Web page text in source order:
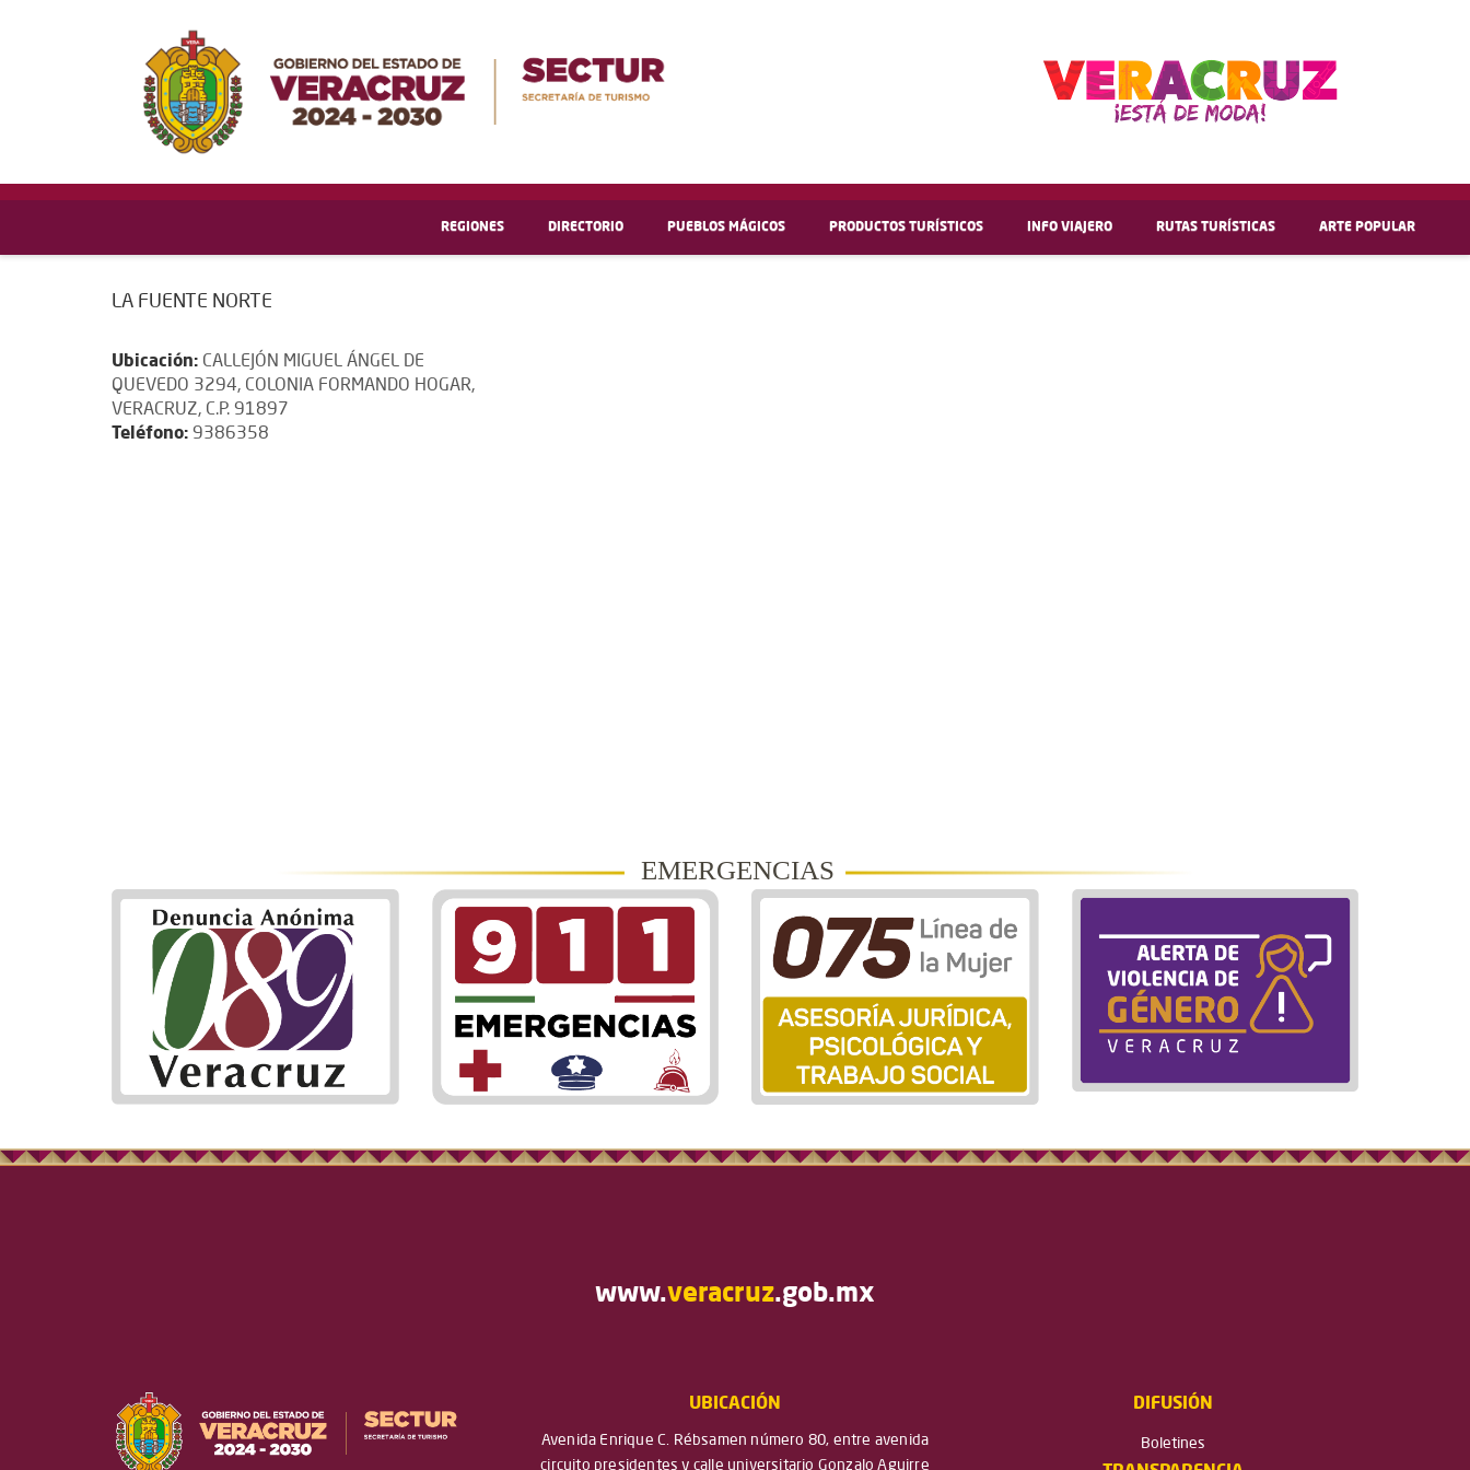
REGIONES DIRECTORIO PUEBLOS MÁGICOS PRODUCTOS TURÍSTICOS INFO VIAJERO RUTAS TURÍSTICAS ARTE POPULAR
LA FUENTE NORTE
Ubicación: CALLEJÓN MIGUEL ÁNGEL DE
QUEVEDO 3294, COLONIA FORMANDO HOGAR,
VERACRUZ, C.P. 91897
Teléfono: 9386358
EMERGENCIAS
www.veracruz.gob.mx
UBICACIÓN
Avenida Enrique C. Rébsamen número 80, entre avenida
circuito presidentes y calle universitario Gonzalo Aguirre
DIFUSIÓN
Boletines